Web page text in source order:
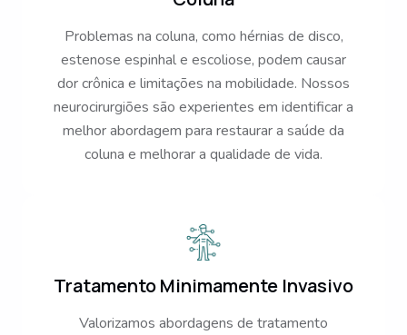
Problemas na coluna, como hérnias de disco,
estenose espinhal e escoliose, podem causar
dor crônica e limitações na mobilidade. Nossos
neurocirurgiões são experientes em identificar a
melhor abordagem para restaurar a saúde da
coluna e melhorar a qualidade de vida.
Tratamento Minimamente Invasivo
Valorizamos abordagens de tratamento